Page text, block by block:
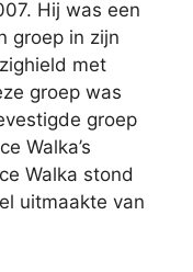
Hij was een
groep in zijn
met
groep was
groep
Walka’s
Walka stond
uitmaakte van